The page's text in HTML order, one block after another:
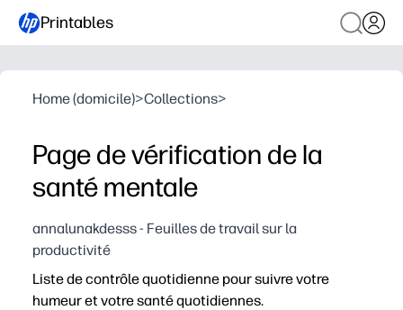
Printables
Home (domicile)>Collections>
Page de vérification de la
santé mentale
annalunakdesss - Feuilles de travail sur la
productivité
Liste de contrôle quotidienne pour suivre votre
humeur et votre santé quotidiennes.